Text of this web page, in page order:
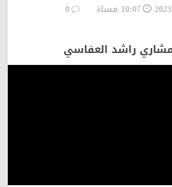
10:07 مساءً
0
مشاري راشد العفاسي